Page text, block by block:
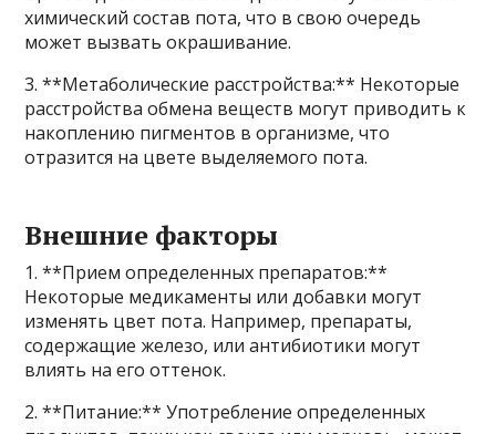
химический состав пота, что в свою очередь
может вызвать окрашивание.
3. **Метаболические расстройства:** Некоторые
расстройства обмена веществ могут приводить к
накоплению пигментов в организме, что
отразится на цвете выделяемого пота.
Внешние факторы
1. **Прием определенных препаратов:**
Некоторые медикаменты или добавки могут
изменять цвет пота. Например, препараты,
содержащие железо, или антибиотики могут
влиять на его оттенок.
2. **Питание:** Употребление определенных